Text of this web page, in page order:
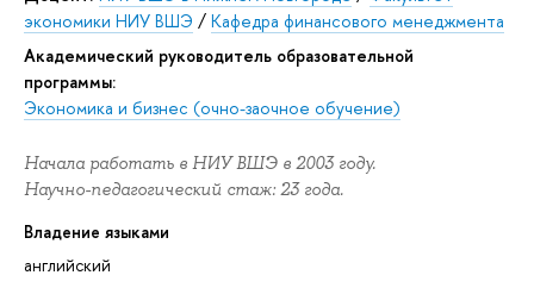
экономики НИУ ВШЭ / Кафедра финансового менеджмента
Академический руководитель образовательной
программы:
Экономика и бизнес (очно-заочное обучение)
Начала работать в НИУ ВШЭ в 2003 году.
Научно-педагогический стаж: 23 года.
Владение языками
английский